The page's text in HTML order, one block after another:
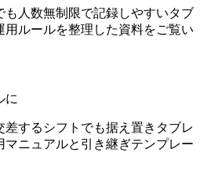
も人数無制限で記録しやすいタブ
用ルールを整理した資料をご覧い
に
するシフトでも据え置きタブレ
マニュアルと引き継ぎテンプレー